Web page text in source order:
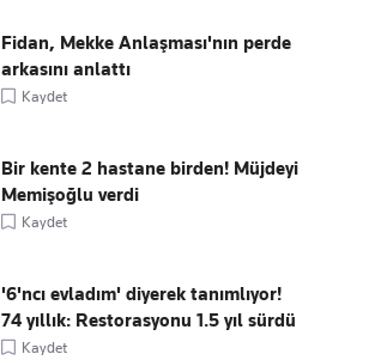
Fidan, Mekke Anlaşması'nın perde
arkasını anlattı
Kaydet
Bir kente 2 hastane birden! Müjdeyi
Memişoğlu verdi
Kaydet
'6'ncı evladım' diyerek tanımlıyor!
74 yıllık: Restorasyonu 1.5 yıl sürdü
Kaydet